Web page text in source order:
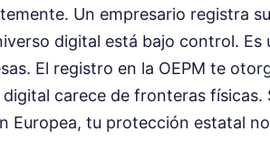
Un empresario registra
digital está bajo control.
El registro en la OEPM te
carece de fronteras
Europea, tu protección estatal